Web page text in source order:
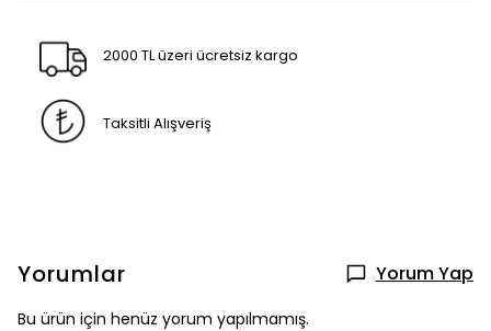
2000 TL üzeri ücretsiz kargo
Taksitli Alışveriş
Yorumlar Yorum Yap
Bu ürün için henüz yorum yapılmamış.